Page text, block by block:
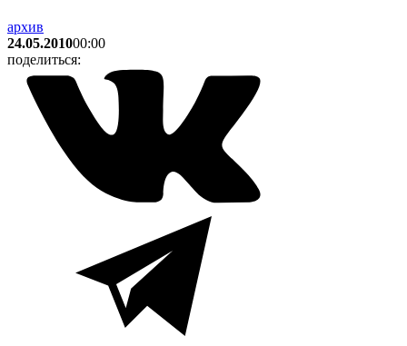
архив
24.05.201000:00
поделиться: